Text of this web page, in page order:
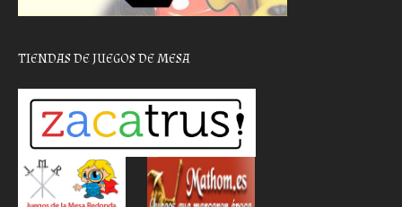
TIENDAS DE JUEGOS DE MESA